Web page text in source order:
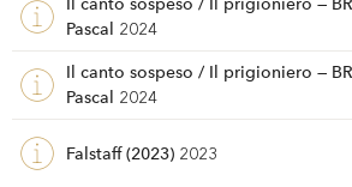
Pascal 2024
Il canto sospeso / Il prigioniero —
Pascal 2024
Falstaff (2023) 2023